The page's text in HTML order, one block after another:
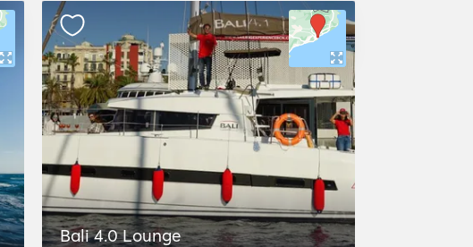
Bali 4.0 Lounge